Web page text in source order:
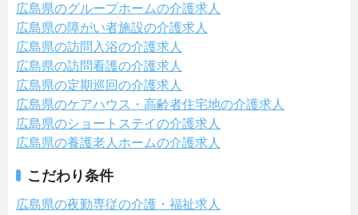
広島県のグループホームの介護求人
広島県の障がい者施設の介護求人
広島県の訪問入浴の介護求人
広島県の訪問看護の介護求人
広島県の定期巡回の介護求人
広島県のケアハウス・高齢者住宅地の介護求人
広島県のショートステイの介護求人
広島県の養護老人ホームの介護求人
こだわり条件
広島県の夜勤専従の介護・福祉求人